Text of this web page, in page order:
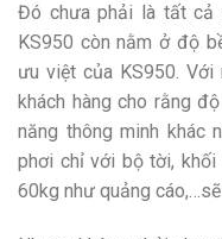
Đó chưa phải là tất cả
KS950 còn nằm ở độ
ưu việt của KS950. Với
khách hàng cho rằng
năng thông minh khác
phơi chỉ với bộ tời,
60kg như quảng